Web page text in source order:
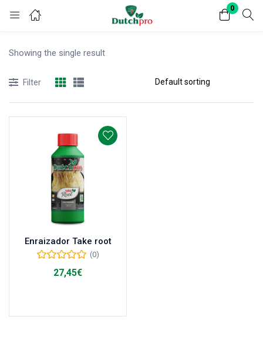
0
Register
Remember me
Showing the single result
Filter
Enraizador Take root
(0)
27,45€